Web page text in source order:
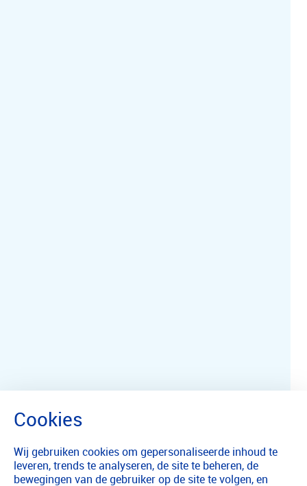
Wij gebruiken cookies om gepersonaliseerde inhoud te
leveren, trends te analyseren, de site te beheren, de
bewegingen van de gebruiker op de site te volgen, en